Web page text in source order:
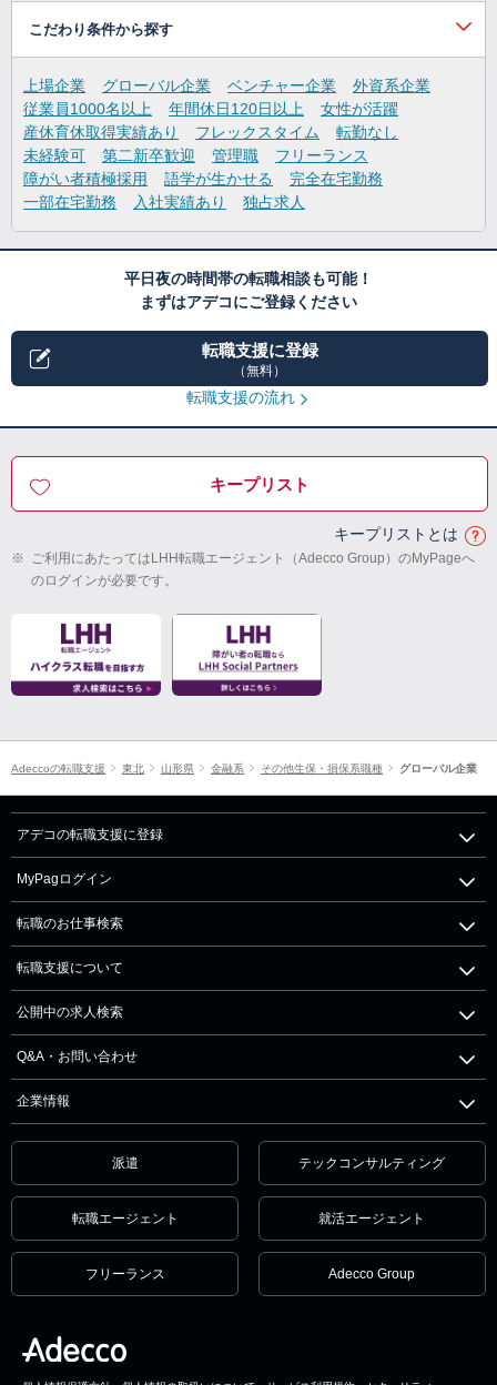
こだわり条件から探す
上場企業 グローバル企業 ベンチャー企業
外資系企業
従業員1000名以上
年間休日120日以上
女性が活躍
産休育休取得実績あり
フレックスタイム
転勤なし
未経験可
第二新卒歓迎 管理職
フリーランス
障がい者積極採用
語学が生かせる
完全在宅勤務
一部在宅勤務
入社実績あり 独占求人
平日夜の時間帯の転職相談も可能！
まずはアデコにご登録ください
転職支援に登録
（無料）
転職支援の流れ
キープリスト
キープリストとは
※ ご利用にあたってはLHH転職エージェント（Adecco Group）のMyPageへ
のログインが必要です。
Adeccoの転職支援 東北 山形県 金融系 その他生保・損保系職種 グローバル企業
アデコの転職支援に登録
MyPagログイン
転職のお仕事検索
転職支援について
公開中の求人検索
Q&A・お問い合わせ
企業情報
派遣 テックコンサルティング
転職エージェント 就活エージェント
フリーランス Adecco Group